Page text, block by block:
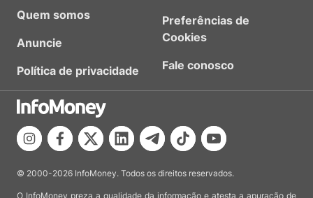
Quem somos
Anuncie
Política de privacidade
Preferências de
Cookies
Fale conosco
© 2000-2026 InfoMoney. Todos os direitos reservados.
O InfoMoney preza a qualidade da informação e atesta a apuração de